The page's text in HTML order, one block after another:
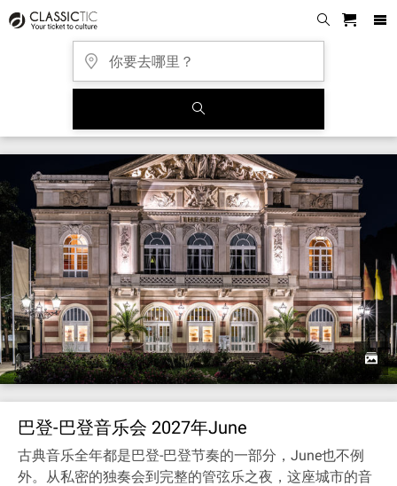
巴登-巴登音乐会 2027年June
古典音乐全年都是巴登-巴登节奏的一部分，June也不例
外。从私密的独奏会到完整的管弦乐之夜，这座城市的音